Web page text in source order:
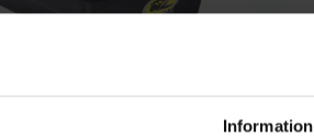
Information